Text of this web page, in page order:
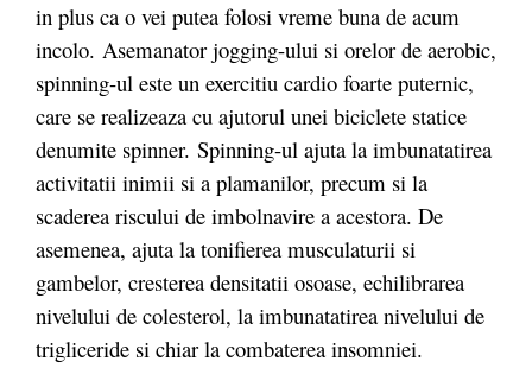
in plus ca o vei putea folosi vreme buna de acum
incolo. Asemanator jogging-ului si orelor de aerobic,
spinning-ul este un exercitiu cardio foarte puternic,
care se realizeaza cu ajutorul unei biciclete statice
denumite spinner. Spinning-ul ajuta la imbunatatirea
activitatii inimii si a plamanilor, precum si la
scaderea riscului de imbolnavire a acestora. De
asemenea, ajuta la tonifierea musculaturii si
gambelor, cresterea densitatii osoase, echilibrarea
nivelului de colesterol, la imbunatatirea nivelului de
trigliceride si chiar la combaterea insomniei.